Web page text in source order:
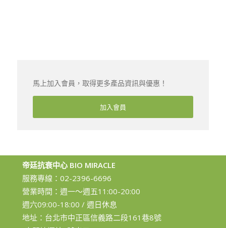
馬上加入會員，取得更多產品資訊與優惠！
加入會員
帝廷抗衰中心 BIO MIRACLE
服務專線： 02-2396-6696
營業時間：週一～週五11:00-20:00
週六09:00-18:00 / 週日休息
地址：台北市中正區信義路二段161巷8號